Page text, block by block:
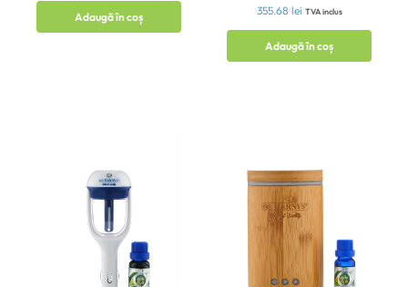
Adaugă în coș 355.68 lei TVA inclus
Adaugă în coș